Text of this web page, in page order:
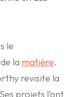
le
la matière.
revisite la
projets l’ont